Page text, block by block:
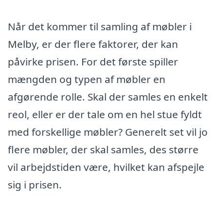
Når det kommer til samling af møbler i
Melby, er der flere faktorer, der kan
påvirke prisen. For det første spiller
mængden og typen af møbler en
afgørende rolle. Skal der samles en enkelt
reol, eller er der tale om en hel stue fyldt
med forskellige møbler? Generelt set vil jo
flere møbler, der skal samles, des større
vil arbejdstiden være, hvilket kan afspejle
sig i prisen.